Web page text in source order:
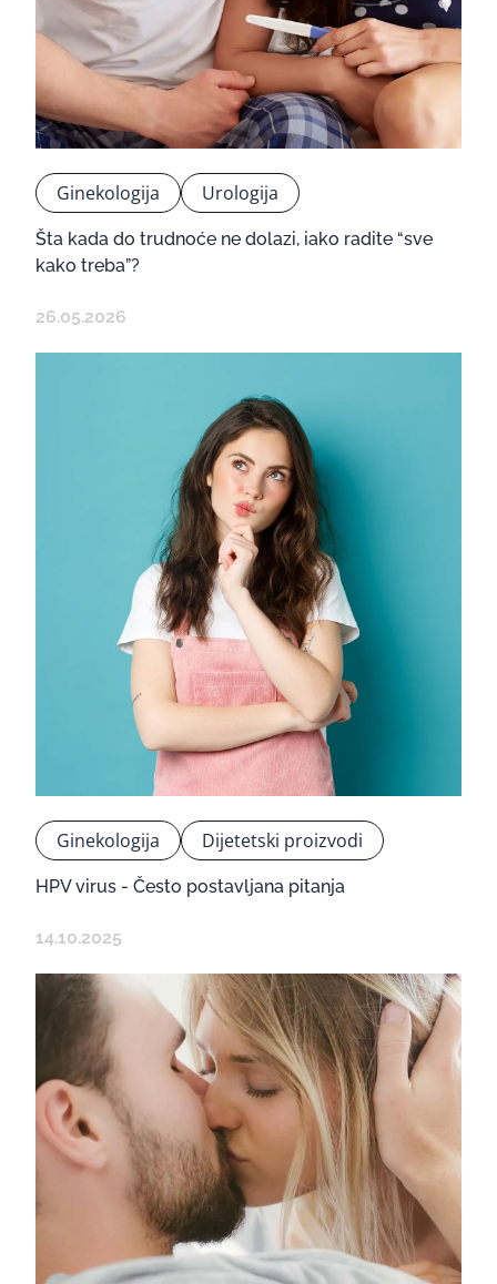
Ginekologija Urologija
Šta kada do trudnoće ne dolazi, iako radite “sve
kako treba”?
26.05.2026
Ginekologija Dijetetski proizvodi
HPV virus - Često postavljana pitanja
14.10.2025